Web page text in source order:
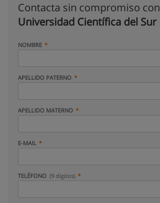
Contacta sin compromiso con
Universidad Científica del Sur
NOMBRE
APELLIDO PATERNO
APELLIDO MATERNO
E-MAIL
TELÉFONO (9 dígitos)